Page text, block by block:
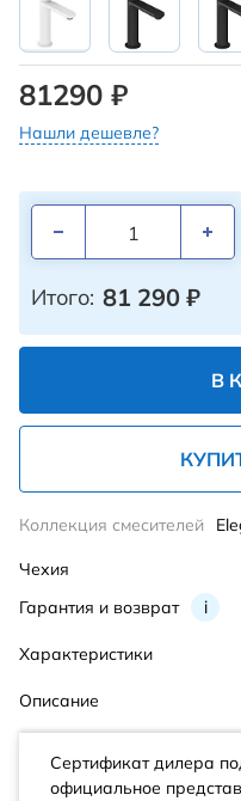
81290 ₽
Нашли дешевле?
Итого: 81 290 ₽
В
Гарантия и возврат i
Коллекция смесителей
Чехия
Характеристики
Описание
Сертификат дилера
официальное